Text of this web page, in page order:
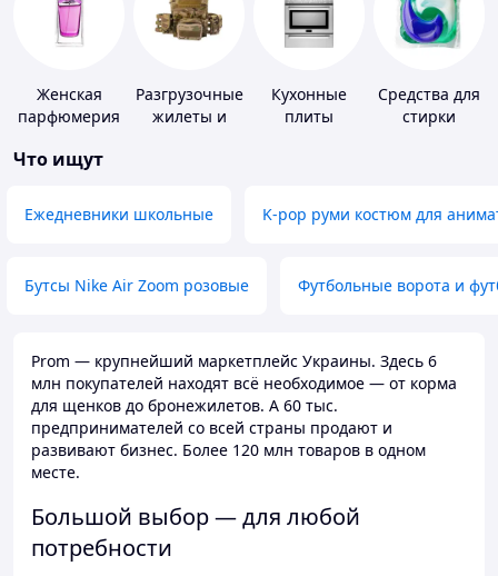
Женская
парфюмерия
Разгрузочные
жилеты и
Кухонные
плиты
Средства для
стирки
Что ищут
Ежедневники школьные K-pop руми костюм для
Бутсы Nike Air Zoom розовые Футбольные ворота и
Prom — крупнейший маркетплейс Украины. Здесь 6
млн покупателей находят всё необходимое — от корма
для щенков до бронежилетов. А 60 тыс.
предпринимателей со всей страны продают и
развивают бизнес. Более 120 млн товаров в одном
месте.
Большой выбор — для любой
потребности